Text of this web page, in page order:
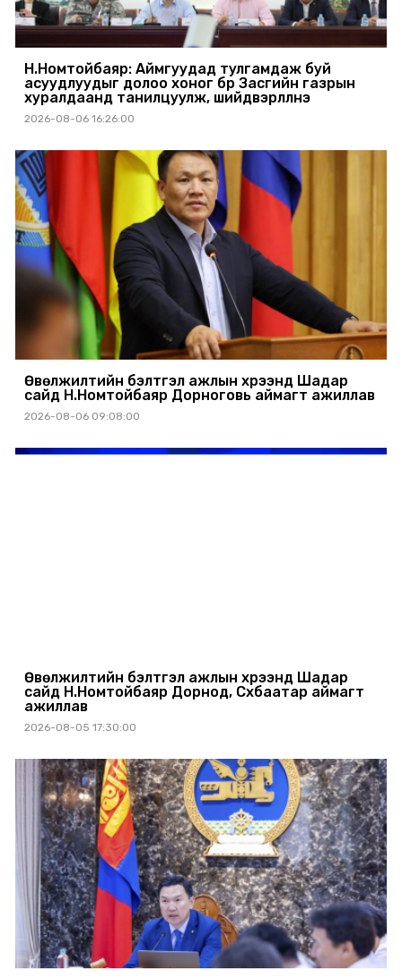
Н.Номтойбаяр: Аймгуудад тулгамдаж буй
асуудлуудыг долоо хоног бүр Засгийн газрын
хуралдаанд танилцуулж, шийдвэрлүүлнэ
2026-08-06 16:26:00
Өвөлжилтийн бэлтгэл ажлын хүрээнд Шадар
сайд Н.Номтойбаяр Дорноговь аймагт ажиллав
2026-08-06 09:08:00
Өвөлжилтийн бэлтгэл ажлын хүрээнд Шадар
сайд Н.Номтойбаяр Дорнод, Сүхбаатар аймагт
ажиллав
2026-08-05 17:30:00